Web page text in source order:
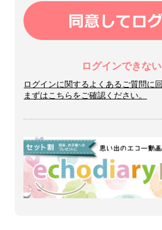
ログインできな
ログインに関するよくあるご質問に
まずはこちらをご確認ください。